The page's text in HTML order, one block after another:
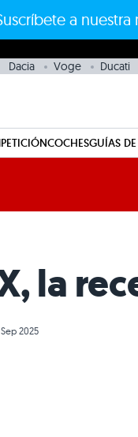
a
Dacia Voge Ducati
COCHESGUÍAS
la
Sep 2025